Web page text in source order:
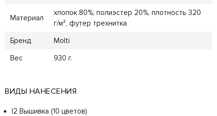
Материал
хлопок 80%; полиэстер 20%, плотность 320
г/м², футер трехнитка
Бренд
Molti
Вес
930 г.
ВИДЫ НАНЕСЕНИЯ
I2 Вышивка (10 цветов)